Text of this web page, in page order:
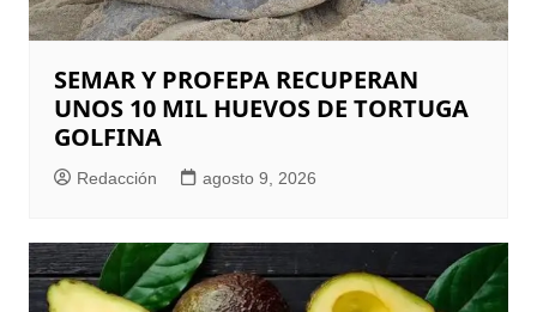
SEMAR Y PROFEPA RECUPERAN
UNOS 10 MIL HUEVOS DE TORTUGA
GOLFINA
Redacción agosto 9, 2026